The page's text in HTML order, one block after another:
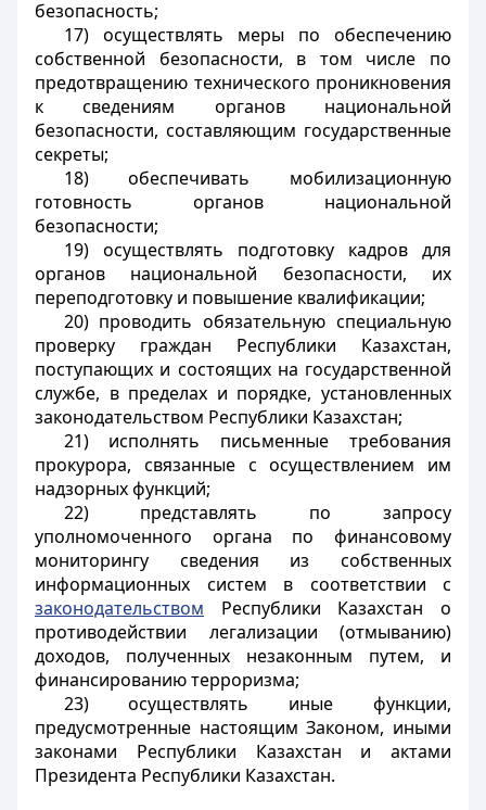
безопасность;
17) осуществлять меры по обеспечению
собственной безопасности, в том числе по
предотвращению технического проникновения
к сведениям органов национальной
безопасности, составляющим государственные
секреты;
18) обеспечивать мобилизационную
готовность органов национальной
безопасности;
19) осуществлять подготовку кадров для
органов национальной безопасности, их
переподготовку и повышение квалификации;
20) проводить обязательную специальную
проверку граждан Республики Казахстан,
поступающих и состоящих на государственной
службе, в пределах и порядке, установленных
законодательством Республики Казахстан;
21) исполнять письменные требования
прокурора, связанные с осуществлением им
надзорных функций;
22) представлять по запросу
уполномоченного органа по финансовому
мониторингу сведения из собственных
информационных систем в соответствии с
законодательством Республики Казахстан о
противодействии легализации (отмыванию)
доходов, полученных незаконным путем, и
финансированию терроризма;
23) осуществлять иные функции,
предусмотренные настоящим Законом, иными
законами Республики Казахстан и актами
Президента Республики Казахстан.